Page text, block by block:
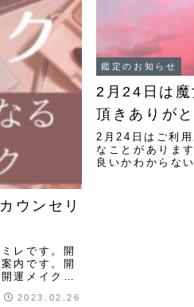
ウンセリ
レです。開
内です。開
運メイクカ
2023.02.26
鑑定のお知らせ
2月24日は
頂きありが
2月24日はご利
なことがありま
良いかわからな